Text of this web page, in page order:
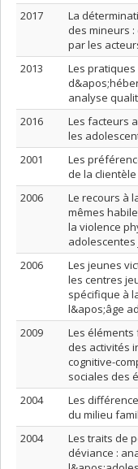
2017
La
des mineurs
par les
2013
Les
analyse
2016
Les facteurs
les
2001
Les
de la clientèle
2006
Le recours à
mêmes
la violence
2006
Les jeunes
les centres
spécifique à
l&apos;âge
2009
Les
des activités
cognitive-
sociales des
2004
Les
du milieu
2004
Les traits de
déviance :